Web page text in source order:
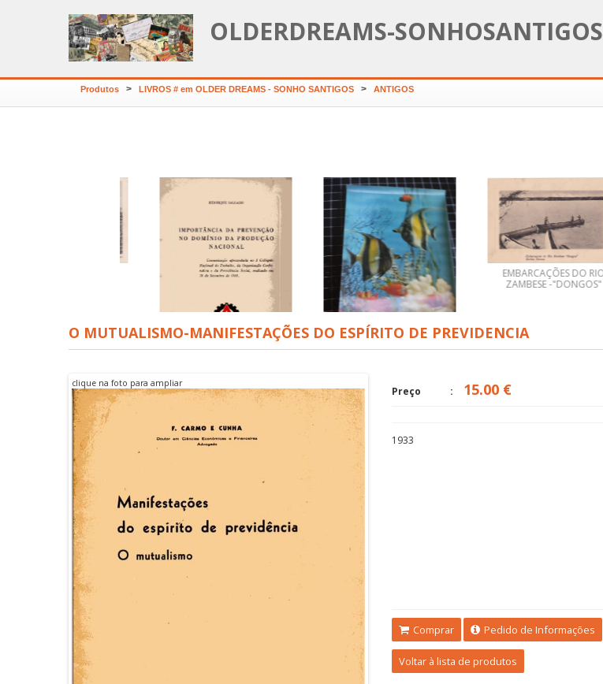
OLDERDREAMS-SONHOSANTIGOS
Produtos > LIVROS # em OLDER DREAMS - SONHO SANTIGOS > ANTIGOS
DO ENSINO DE
EMFERMAGEM
EMBARCAÇÕES DO RIO
ZAMBESE -"DONGOS"
O MUTUALISMO-MANIFESTAÇÕES DO ESPÍRITO DE PREVIDENCIA
clique na foto para ampliar
Preço 15.00 €
1933
Comprar Pedido de Informações
Voltar à lista de produtos